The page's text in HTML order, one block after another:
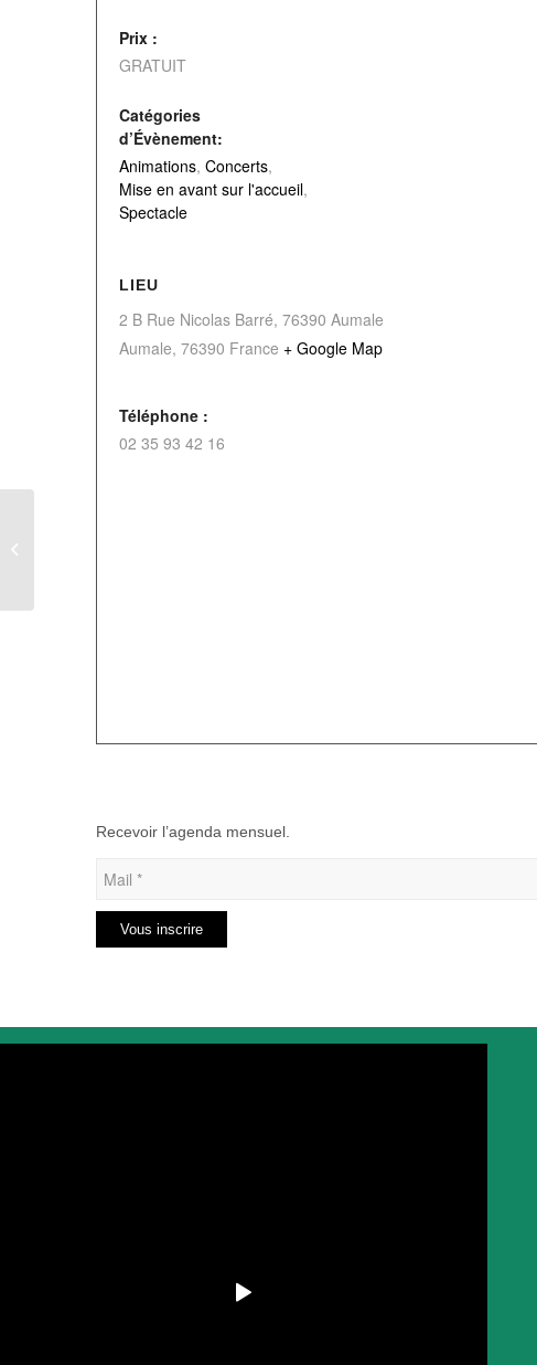
Prix :
GRATUIT
Catégories
d’Évènement:
Animations, Concerts,
Mise en avant sur l'accueil,
Spectacle
LIEU
2 B Rue Nicolas Barré, 76390 Aumale
Aumale, 76390 France + Google Map
Téléphone :
02 35 93 42 16
Recevoir l’agenda mensuel.